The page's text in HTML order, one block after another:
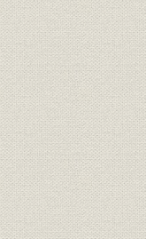
組織
財務・業績
財務・業績
事業所
施設